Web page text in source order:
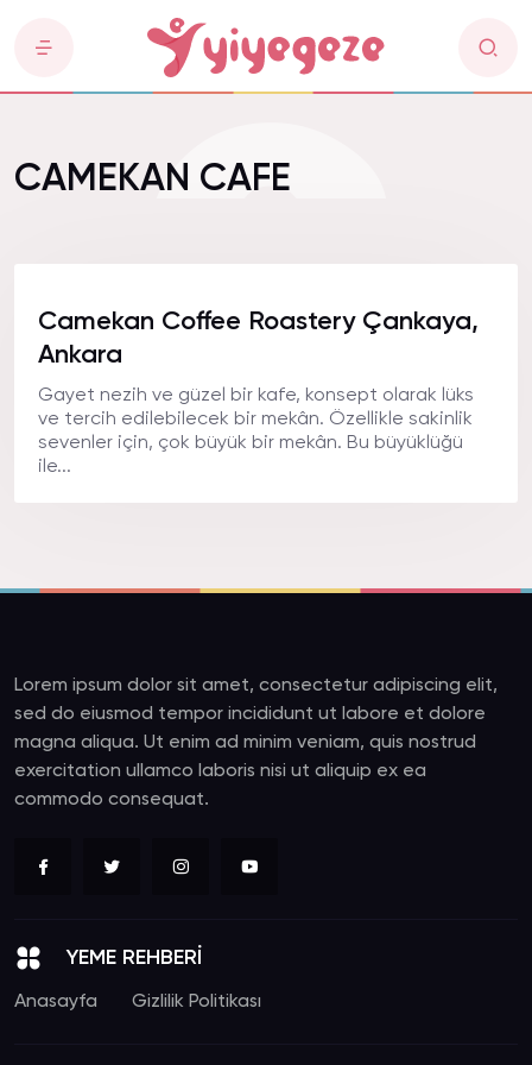
CAMEKAN CAFE
Camekan Coffee Roastery Çankaya,
Ankara
Gayet nezih ve güzel bir kafe, konsept olarak lüks
ve tercih edilebilecek bir mekân. Özellikle sakinlik
sevenler için, çok büyük bir mekân. Bu büyüklüğü
ile...
Lorem ipsum dolor sit amet, consectetur adipiscing elit,
sed do eiusmod tempor incididunt ut labore et dolore
magna aliqua. Ut enim ad minim veniam, quis nostrud
exercitation ullamco laboris nisi ut aliquip ex ea
commodo consequat.
YEME REHBERİ
Anasayfa Gizlilik Politikası